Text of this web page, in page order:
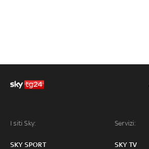
I siti Sky:
SKY SPORT
Servizi:
SKY TV